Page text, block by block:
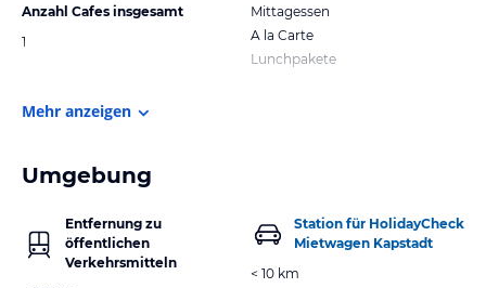
Anzahl Cafes insgesamt
1
Mittagessen
A la Carte
Lunchpakete
Mehr anzeigen
Umgebung
Entfernung zu
öffentlichen
Verkehrsmitteln
Station für HolidayCheck
Mietwagen Kapstadt
< 10 km